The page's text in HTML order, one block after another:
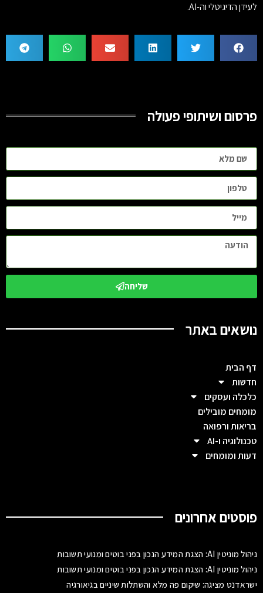
לעידן הדיגיטלי וה-AI.
פרסום ושיתופי פעולה
שליחה
נושאים באתר
דף הבית
חדשות
כלכלה ועסקים
מומחים מובילים
בריאות ורפואה
טכנולוגיה ו-AI
דעות ומומחים
פוסטים אחרונים
ניהול מוניטין AI: הצגת המידע הנכון בפני בוטים ומנועי תשובות
ניהול מוניטין AI: הצגת המידע הנכון בפני בוטים ומנועי תשובות
ישראדנט מציגה: שיקום פה מלא והשתלות שיניים בגיאורגיה